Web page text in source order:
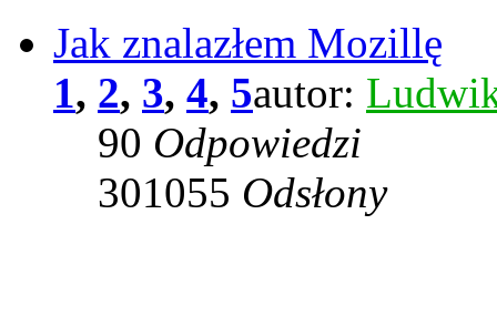
Jak znalazłem Mozillę
1, 2, 3, 4, 5autor:
90 Odpowiedzi
301055 Odsłony